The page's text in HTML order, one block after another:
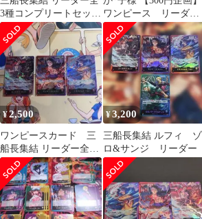
3種コンプリートセット
ワンピースカード赤
ワンピース リーダ
ー まとめ セット
まとめ売り
¥2,500
ワンピースカード 三
船長集結 リーダー全3
種コンプリートセット
¥3,200
三船長集結 ルフィ ゾ
ロ&サンジ リーダー